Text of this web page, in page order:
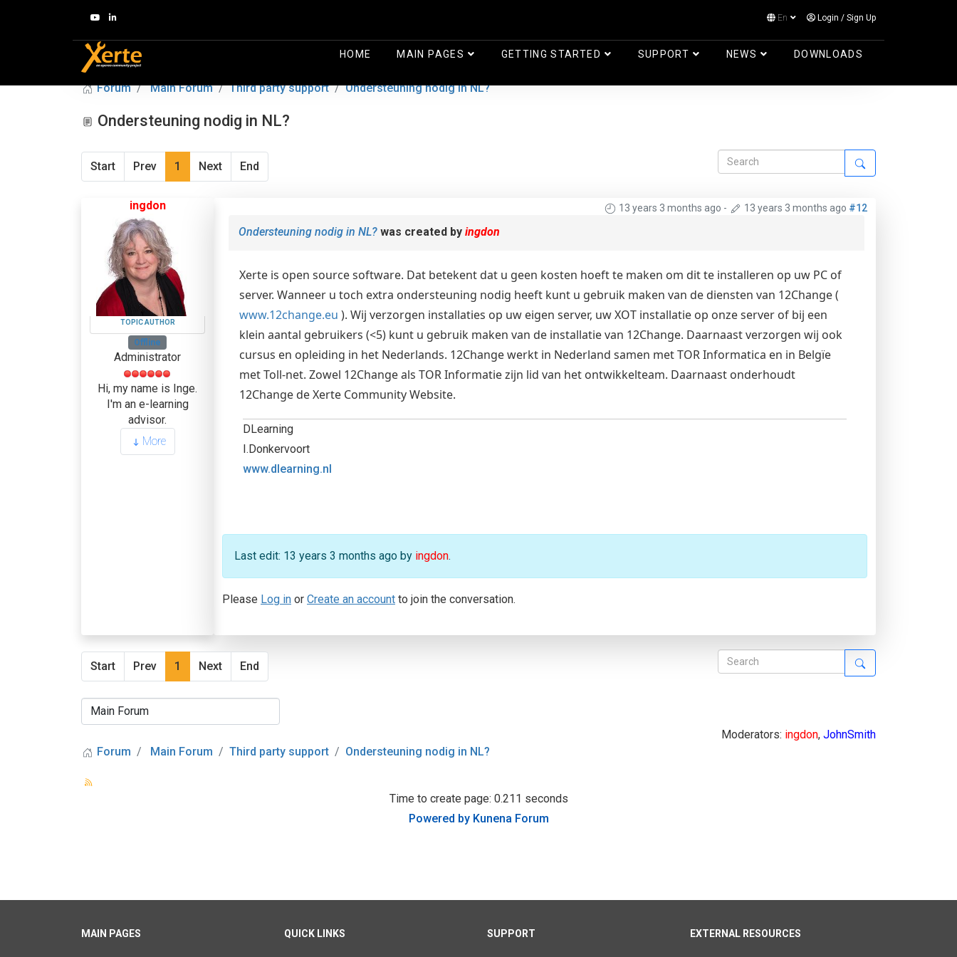
En Login / Sign Up
HOME MAIN PAGES GETTING STARTED SUPPORT NEWS DOWNLOADS
Log in
Forum Main Forum Third party support Ondersteuning nodig in NL?
Ondersteuning nodig in NL?
Start Prev 1 Next End
ingdon
TOPIC AUTHOR
Offline
Administrator
Hi, my name is Inge.
I'm an e-learning
advisor.
More
13 years 3 months ago - 13 years 3 months ago #12
Ondersteuning nodig in NL? was created by ingdon
Xerte is open source software. Dat betekent dat u geen kosten hoeft te maken om dit te installeren op uw PC of
server. Wanneer u toch extra ondersteuning nodig heeft kunt u gebruik maken van de diensten van 12Change (
www.12change.eu ). Wij verzorgen installaties op uw eigen server, uw XOT installatie op onze server of bij een
klein aantal gebruikers (<5) kunt u gebruik maken van de installatie van 12Change. Daarnaast verzorgen wij ook
cursus en opleiding in het Nederlands. 12Change werkt in Nederland samen met TOR Informatica en in Belgïe
met Toll-net. Zowel 12Change als TOR Informatie zijn lid van het ontwikkelteam. Daarnaast onderhoudt
12Change de Xerte Community Website.
DLearning
I.Donkervoort
www.dlearning.nl
Last edit: 13 years 3 months ago by ingdon.
Please Log in or Create an account to join the conversation.
Start Prev 1 Next End
Moderators: ingdon, JohnSmith
Forum
Main Forum Third party support Ondersteuning nodig in NL?
Time to create page: 0.211 seconds
Powered by Kunena Forum
MAIN PAGES QUICK LINKS SUPPORT EXTERNAL RESOURCES